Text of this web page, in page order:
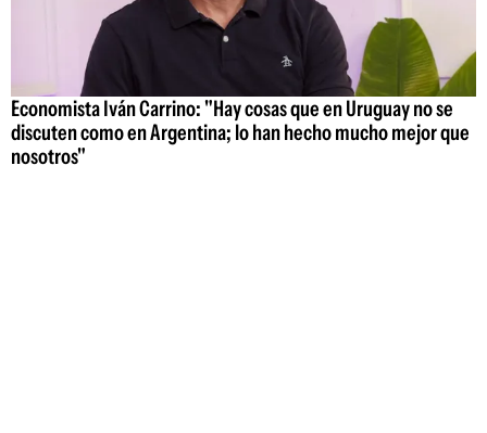
Economista Iván Carrino: "Hay cosas que en Uruguay no se
discuten como en Argentina; lo han hecho mucho mejor que
nosotros"